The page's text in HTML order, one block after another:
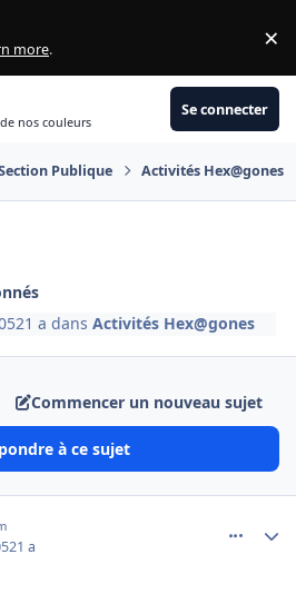
more. ×
nos couleurs
Se connecter
Publique Activités Hex@gones
21 a dansActivités Hex@gones
Commencer un nouveau sujet
à ce sujet
21 a